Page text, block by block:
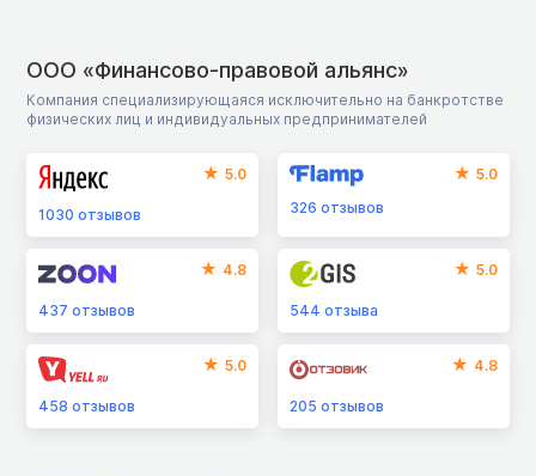
ООО «Финансово-правовой альянс»
Компания специализирующаяся исключительно на банкротстве
физических лиц и индивидуальных предпринимателей
5.0
1030 отзывов
5.0
326отзывов
4.8
437 отзывов
5.0
544отзыва
5.0
458 отзывов
4.8
205отзывов